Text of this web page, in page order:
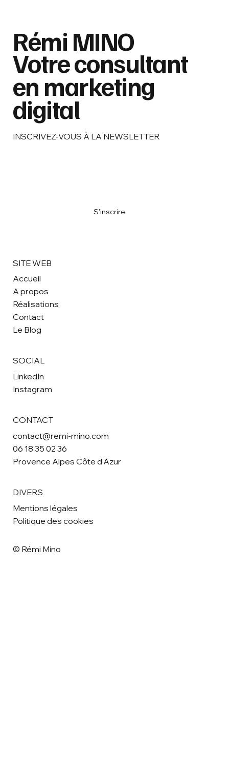
Rémi MINO
Votre consultant
en marketing
digital
INSCRIVEZ-VOUS À LA NEWSLETTER
S'inscrire
SITE WEB
Accueil
A propos
Réalisations
Contact
Le Blog
SOCIAL
LinkedIn
Instagram
CONTACT
contact@remi-mino.com
06 18 35 02 36
Provence Alpes Côte d'Azur
DIVERS
Mentions légales
Politique des cookies
© Rémi Mino